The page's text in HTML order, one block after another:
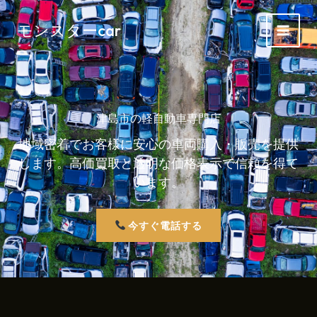
内
容
を
ス
キ
ッ
プ
モンスターcar
津島市の軽自動車専門店
地域密着でお客様に安心の車両購入・販売を提供
します。高価買取と透明な価格表示で信頼を得て
います。
今すぐ電話する